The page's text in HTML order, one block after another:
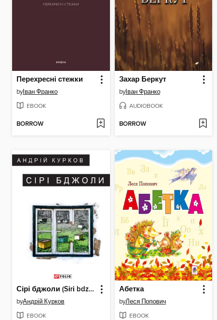
Перехресні стежки
byІван Франко
EBOOK
BORROW
Захар Беркут
byІван Франко
AUDIOBOOK
BORROW
Сірі бджоли (Sіrі bdzholi)
byАндрій Курков
EBOOK
Абетка
byЛеся Попович
EBOOK